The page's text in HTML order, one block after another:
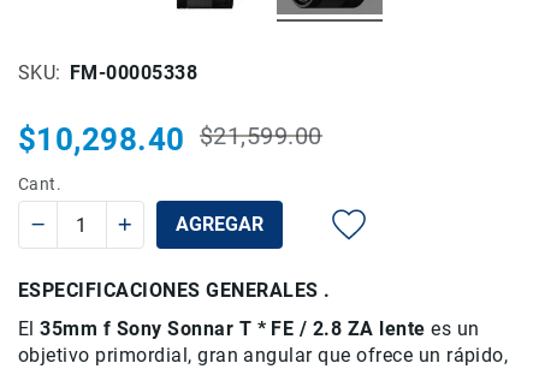
Sliders
de
Otros
y
Mantenimiento
SKU FM-00005338
Cant.
AGREGAR
Precio
$21,599.00
Precio
especial
$10,298.40
ESPECIFICACIONES GENERALES .
El35mm f Sony Sonnar T * FE / 2.8 ZA lentees un
objetivo primordial, gran angular que ofrece un rápido,